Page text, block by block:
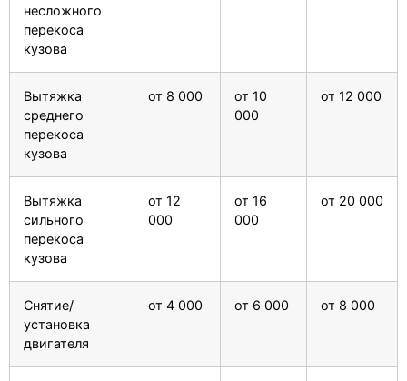
несложного
перекоса
кузова
Вытяжка
среднего
перекоса
кузова
от 8 000
от 10
000
от 12 000
Вытяжка
сильного
перекоса
кузова
от 12
000
от 16
000
от 20 000
Снятие/
установка
двигателя
от 4 000 от 6 000 от 8 000